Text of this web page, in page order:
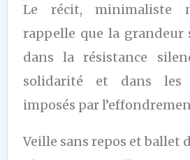
Le récit, minimaliste
rappelle que la grandeur
dans la résistance
solidarité et dans les
imposés par
Veille sans repos et ballet